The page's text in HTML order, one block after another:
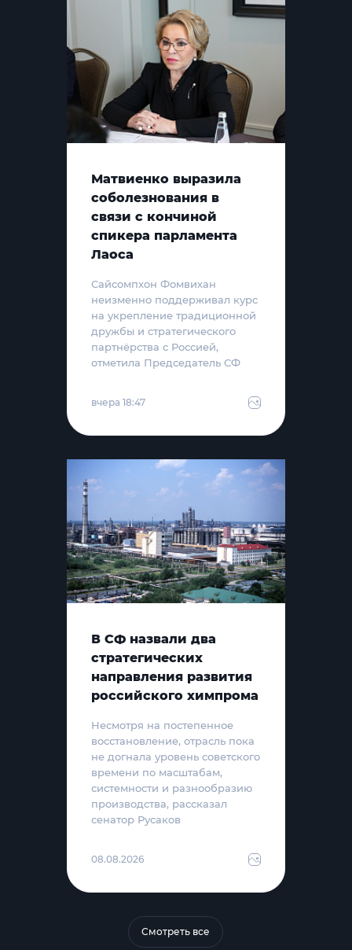
Матвиенко выразила
соболезнования в
связи с кончиной
спикера парламента
Лаоса
Сайсомпхон Фомвихан
неизменно поддерживал курс
на укрепление традиционной
дружбы и стратегического
партнёрства с Россией,
отметила Председатель СФ
вчера 18:47
В СФ назвали два
стратегических
направления развития
российского химпрома
Несмотря на постепенное
восстановление, отрасль пока
не догнала уровень советского
времени по масштабам,
системности и разнообразию
производства, рассказал
сенатор Русаков
08.08.2026
Смотреть все